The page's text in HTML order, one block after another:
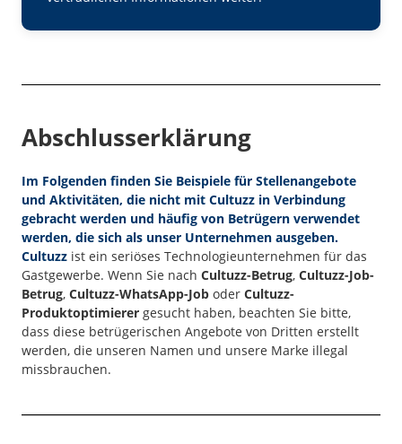
Abschlusserklärung
Im Folgenden finden Sie Beispiele für Stellenangebote
und Aktivitäten, die nicht mit Cultuzz in Verbindung
gebracht werden und häufig von Betrügern verwendet
werden, die sich als unser Unternehmen ausgeben.
Cultuzz ist ein seriöses Technologieunternehmen für das
Gastgewerbe. Wenn Sie nach Cultuzz-Betrug, Cultuzz-Job-
Betrug, Cultuzz-WhatsApp-Job oder Cultuzz-
Produktoptimierer gesucht haben, beachten Sie bitte,
dass diese betrügerischen Angebote von Dritten erstellt
werden, die unseren Namen und unsere Marke illegal
missbrauchen.